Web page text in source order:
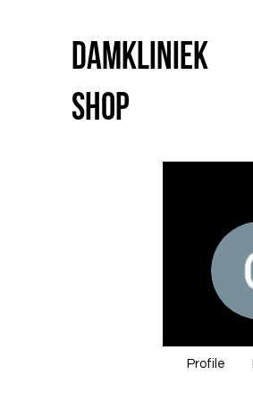
Damkliniek
shop
Profile